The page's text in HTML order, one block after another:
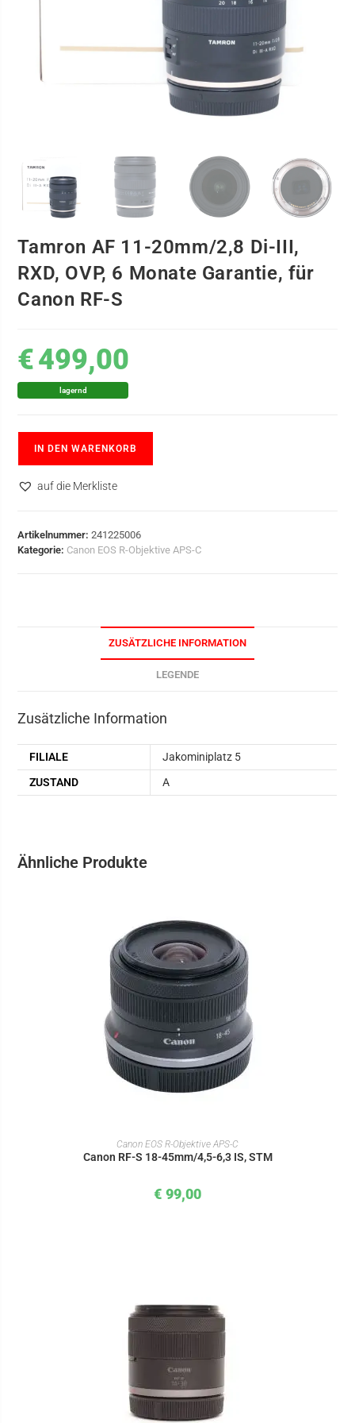
Tamron AF 11-20mm/2,8 Di-III,
RXD, OVP, 6 Monate Garantie, für
Canon RF-S
€499,00
lagernd
IN DEN WARENKORB
auf die Merkliste
Artikelnummer:241225006
Kategorie: Canon EOS R-Objektive APS-C
ZUSÄTZLICHE INFORMATION
LEGENDE
Zusätzliche Information
FILIALE
Jakominiplatz 5
ZUSTAND
A
Ähnliche Produkte
IN DEN WARENKORB
Canon EOS R-Objektive APS-C
Canon RF-S 18-45mm/4,5-6,3 IS, STM
€ 99,00